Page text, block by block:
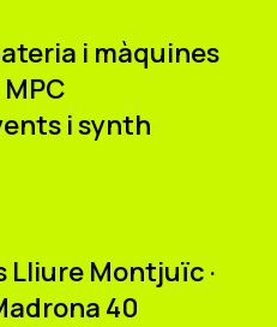
i màquines
i synth
Lliure Montjuïc ·
40